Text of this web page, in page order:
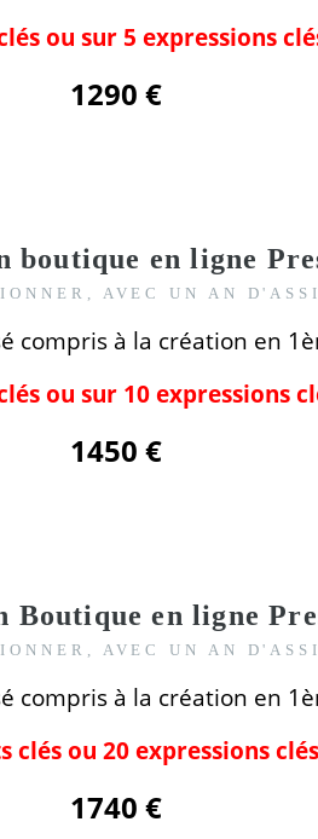
ou sur 5 expressions
1290 €
boutique en ligne
AVEC UN AN
compris à la création en
ou sur 10 expressions
1450 €
Boutique en ligne
AVEC UN AN
compris à la création en
clés ou 20 expressions clés
1740 €